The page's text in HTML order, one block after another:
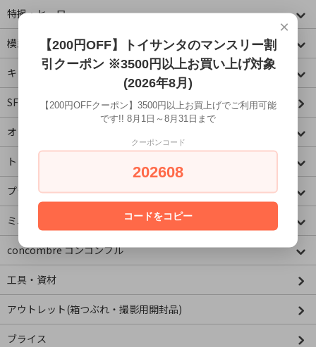
特撮・ヒーロー
模型・ミニチュア
キャラクター
SF・映画・アメコミ
オリジナル
トミカコーナー
プラレールコーナー
ミニチュア&ドールハウス
concombre コンコンブル
工具・資材
アウトレット(箱つぶれ・撮影用開封品)
ブライス
×
【200円OFF】トイサンタのマンスリー割
引クーポン ※3500円以上お買い上げ対象
(2026年8月)
【200円OFFクーポン】3500円以上お買上げでご利用可能
です!! 8月1日～8月31日まで
クーポンコード
202608
コードをコピー